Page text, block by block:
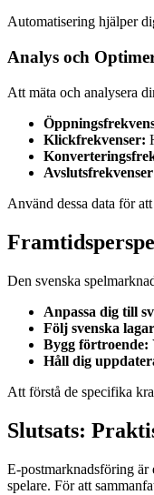
Automatisering hjälper
Analys och
Att mäta och analysera
Klickfrekvenser:
Använd dessa data för
Den svenska
Anpassa dig till
Följ svenska
Bygg förtroende:
Håll dig
Att förstå de specifika
Slutsats:
E-postmarknadsföring är
spelare. För att